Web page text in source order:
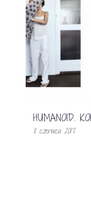
HUMANOID.
11 czerwca 2017